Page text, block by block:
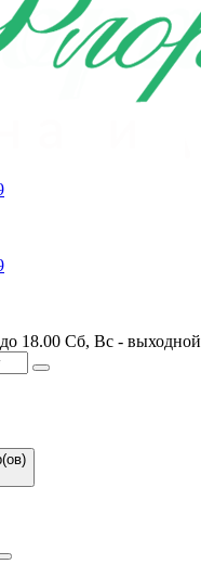
18.00 Сб, Вс - выходной